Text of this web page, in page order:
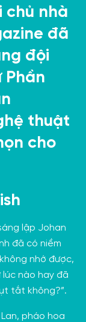
chủ nhà
đã
đội
Phần
thuật
cho
lập Johan
đã có niềm
nhớ được,
nào hay đã
tắt không?”.
pháo hoa